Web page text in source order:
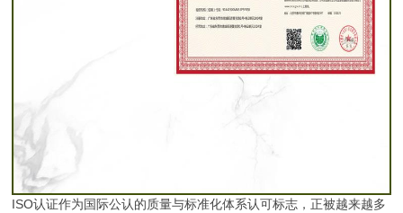
ISO认证作为国际公认的质量与标准化体系认可标志，正被越来越多